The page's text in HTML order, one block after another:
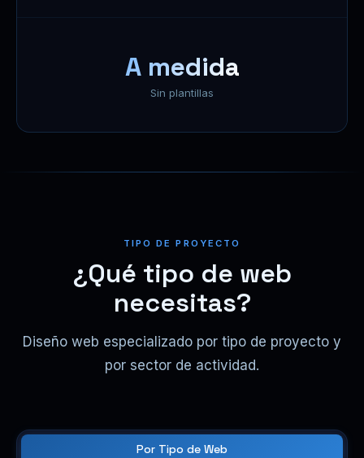
A medida
Sin plantillas
TIPO DE PROYECTO
¿Qué tipo de web
necesitas?
Diseño web especializado por tipo de proyecto y
por sector de actividad.
Por Tipo de Web